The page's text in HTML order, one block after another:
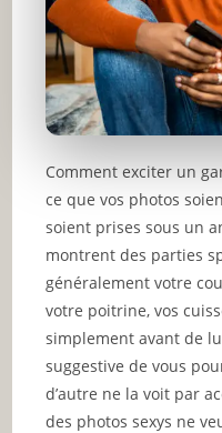
Comment exciter un
ce que vos photos
soient prises sous un
montrent des parties
généralement votre
votre poitrine, vos
simplement avant de
suggestive de vous
d’autre ne la voit par
des photos sexys ne